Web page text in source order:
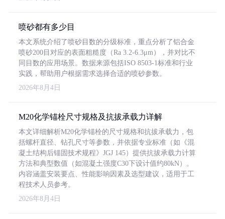
喷砂都有多少目
本文系统介绍了喷砂目数的分级标准，重点分析了铝合金
喷砂200目对应的表面粗糙度（Ra 3.2-6.3μm），并对比不
同目数的应用场景。数据来源包括ISO 8503-1标准和行业
实践，帮助用户根据需求选择合适的喷砂参数。
2026年8月4日
M20化学锚栓尺寸规格及抗拔承载力详解
本文详细解析M20化学锚栓的尺寸规格和抗拔承载力，包
括螺杆直径、钻孔尺寸等参数，并依据专业标准（如《混
凝土结构后锚固技术规程》JGJ 145）提供抗拔承载力计算
方法和典型数值（如混凝土强度C30下设计值约80kN）。
内容涵盖安装要点、性能影响因素及选型建议，适用于工
程技术人员参考。
2026年8月4日